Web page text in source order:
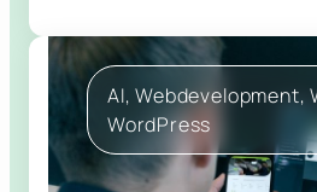
AI, Webdevelopment,
WordPress